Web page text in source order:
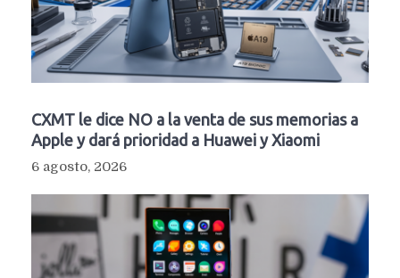
CXMT le dice NO a la venta de sus memorias a
Apple y dará prioridad a Huawei y Xiaomi
6 agosto, 2026